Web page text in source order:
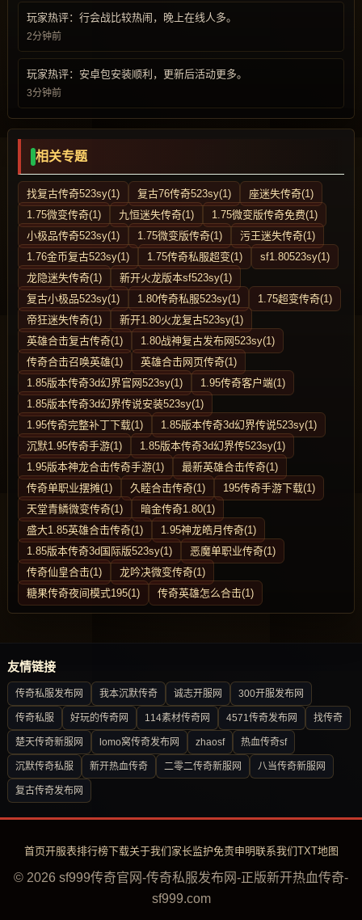
玩家热评：行会战比较热闹，晚上在线人多。
2分钟前
玩家热评：安卓包安装顺利，更新后活动更多。
3分钟前
相关专题
找复古传奇523sy(1) 复古76传奇523sy(1)
座迷失传奇(1)
1.75微变传奇(1)
九恒迷失传奇(1)
1.75微变版传奇免费(1)
小极品传奇523sy(1)
1.75微变版传奇(1)
污王迷失传奇(1)
1.76金币复古523sy(1)
1.75传奇私服超变(1)
sf1.80523sy(1)
龙隐迷失传奇(1)
新开火龙版本sf523sy(1)
复古小极品523sy(1)
1.80传奇私服523sy(1)
1.75超变传奇(1)
帝狂迷失传奇(1)
新开1.80火龙复古523sy(1)
英雄合击复古传奇(1)
1.80战神复古发布网523sy(1)
传奇合击召唤英雄(1)
英雄合击网页传奇(1)
1.85版本传奇3d幻界官网523sy(1)
1.95传奇客户端(1)
1.85版本传奇3d幻界传说安装523sy(1)
1.95传奇完整补丁下载(1)
1.85版本传奇3d幻界传说523sy(1)
沉默1.95传奇手游(1)
1.85版本传奇3d幻界传523sy(1)
1.95版本神龙合击传奇手游(1)
最新英雄合击传奇(1)
传奇单职业摆摊(1)
久睦合击传奇(1)
195传奇手游下载(1)
天堂青鳞微变传奇(1)
暗金传奇1.80(1)
盛大1.85英雄合击传奇(1)
1.95神龙皓月传奇(1)
1.85版本传奇3d国际版523sy(1)
恶魔单职业传奇(1)
传奇仙皇合击(1)
龙吟决微变传奇(1)
糖果传奇夜间模式195(1)
传奇英雄怎么合击(1)
友情链接
传奇私服发布网 我本沉默传奇 诚志开服网 300开服发布网
传奇私服 好玩的传奇网 114素材传奇网 4571传奇发布网 找传奇
楚天传奇新服网 lomo窝传奇发布网 zhaosf 热血传奇sf
沉默传奇私服 新开热血传奇 二零二传奇新服网 八当传奇新服网
复古传奇发布网
首页开服表排行榜下载关于我们 家长监护免责申明联系我们TXT地图
© 2026 sf999传奇官网-传奇私服发布网-正版新开热血传奇-
sf999.com